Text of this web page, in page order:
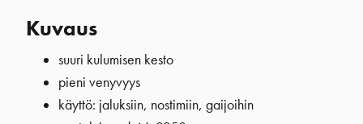
Kuvaus
suuri kulumisen kesto
pieni venyvyys
käyttö: jaluksiin, nostimiin, gaijoihin